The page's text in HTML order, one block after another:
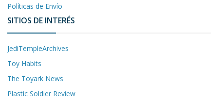
Políticas de Envío
SITIOS DE INTERÉS
JediTempleArchives
Toy Habits
The Toyark News
Plastic Soldier Review